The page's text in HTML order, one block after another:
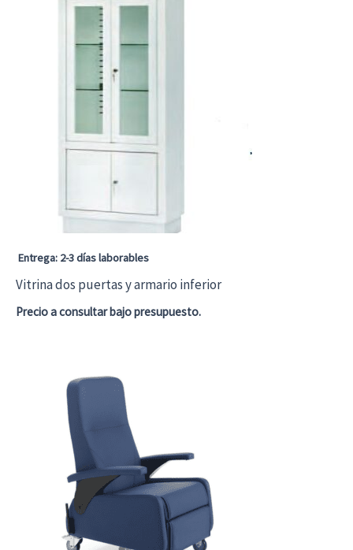
Entrega: 2-3 días laborables
Vitrina dos puertas y armario inferior
Precio a consultar bajo presupuesto.